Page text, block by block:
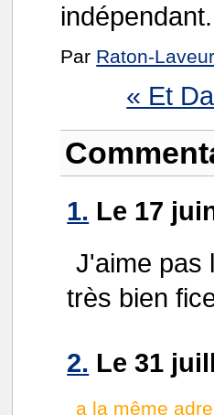
Par Raton-Laveur
« Et
1. Le 17
J'aime pas
très bien
2. Le 31
a la même